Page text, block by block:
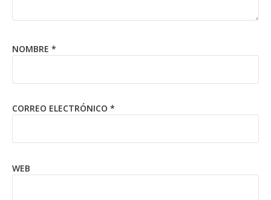
NOMBRE *
CORREO ELECTRÓNICO *
WEB